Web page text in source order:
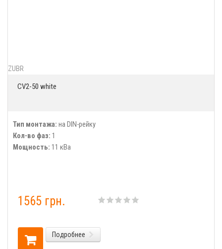
ZUBR
CV2-50 white
Тип монтажа: на DIN-рейку
Кол-во фаз: 1
Мощность: 11 кВа
1565 грн.
Подробнее